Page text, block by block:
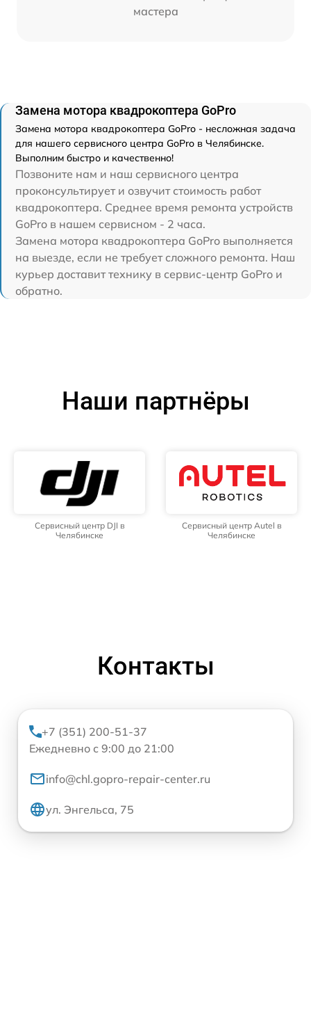
мастера
Замена мотора квадрокоптера GoPro
Замена мотора квадрокоптера GoPro - несложная задача
для нашего сервисного центра GoPro в Челябинске.
Выполним быстро и качественно!
Позвоните нам и наш сервисного центра
проконсультирует и озвучит стоимость работ
квадрокоптера. Среднее время ремонта устройств
GoPro в нашем сервисном - 2 часа.
Замена мотора квадрокоптера GoPro выполняется
на выезде, если не требует сложного ремонта. Наш
курьер доставит технику в сервис-центр GoPro и
обратно.
Наши партнёры
Сервисный центр DJI в
Челябинске
Сервисный центр Autel в
Челябинске
Контакты
+7 (351) 200-51-37
Ежедневно с 9:00 до 21:00
info@chl.gopro-repair-center.ru
ул. Энгельса, 75